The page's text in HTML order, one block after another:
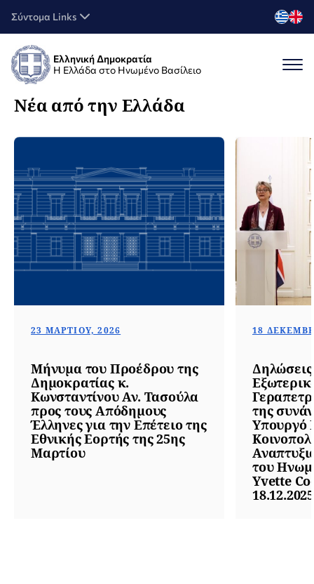
Σύντομα Links
Ελληνική Δημοκρατία
Η Ελλάδα στο Ηνωμένο Βασίλειο
Νέα από την Ελλάδα
23 ΜΑΡΤΊΟΥ, 2026
Μήνυμα του Προέδρου της
Δημοκρατίας κ.
Κωνσταντίνου Αν. Τασούλα
προς τους Απόδημους
Έλληνες για την Επέτειο της
Εθνικής Εορτής της 25ης
Μαρτίου
18
της
Υπουργό
του
Yvette